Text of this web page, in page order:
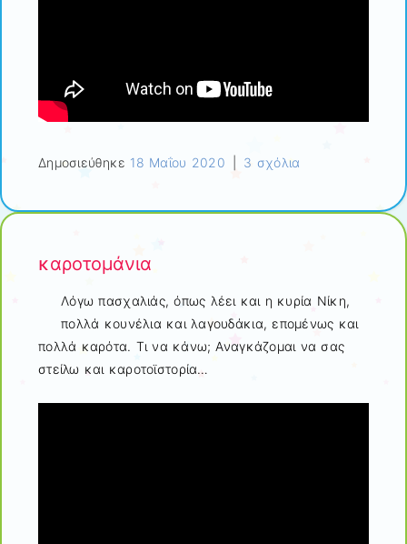
Δημοσιεύθηκε 18 Μαΐου 2020 3 σχόλια
καροτομάνια
Λόγω πασχαλιάς, όπως λέει και η κυρία Νίκη,
πολλά κουνέλια και λαγουδάκια, επομένως και
πολλά καρότα. Τι να κάνω; Αναγκάζομαι να σας
στείλω και καροτοϊστορία…